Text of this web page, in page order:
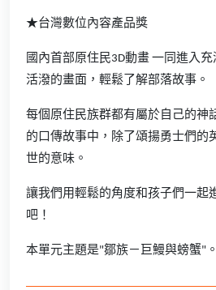
★台灣數位內容產品獎
國內首部原住民3D動畫 一同進入
活潑的畫面，輕鬆了解部落故事。
每個原住民族群都有屬於自己的神
的口傳故事中，除了頌揚勇士們的
世的意味。
讓我們用輕鬆的角度和孩子們一起
吧！
本單元主題是"鄒族－巨鰻與螃蟹"。